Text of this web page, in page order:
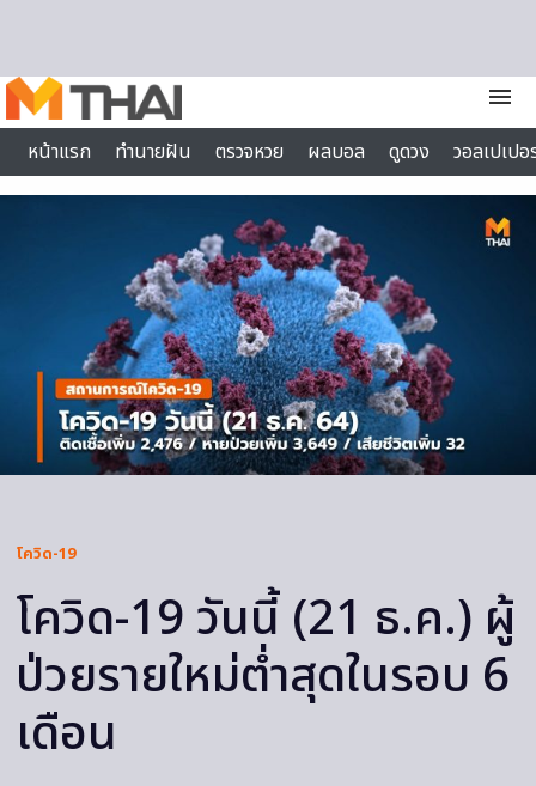
menu
หน้าแรก
ทำนายฝัน ตรวจหวย ผลบอล ดูดวง
วอลเปเป
ไลฟ์สไตล์
โควิด-19
โควิด-19 วันนี้ (21 ธ.ค.) ผู้
ป่วยรายใหม่ต่ำสุดในรอบ 6
เดือน